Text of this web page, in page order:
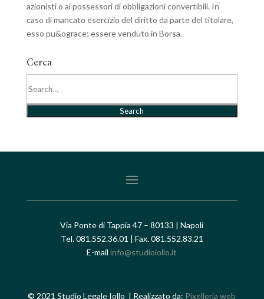
azionisti o ai possessori di obbligazioni convertibili. In
caso di mancato esercizio del diritto da parte del titolare,
esso pu&ograce; essere venduto in Borsa.
Cerca
Search
Via Ponte di Tappia 47 – 80133 | Napoli
Tel. 081.552.36.01 | Fax. 081.552.83.21
E-mailinfo@studioiollo.it
© 2021 Studio Legale Iollo | Realizzato da: Pixelleria web